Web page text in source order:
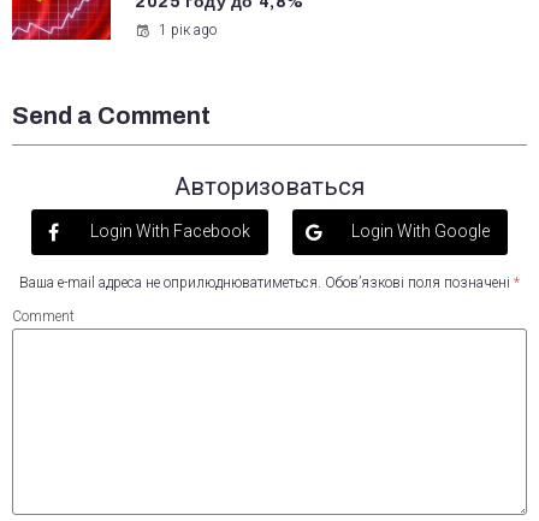
1 рік ago
Send a Comment
Авторизоваться
Login With Facebook Login With Google
Ваша e-mail адреса не оприлюднюватиметься. Обов’язкові поля позначені *
Comment